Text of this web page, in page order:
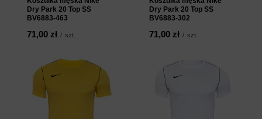
Dry Park 20 Top SS
BV6883-463
71,00 zł / szt.
Dry Park 20 Top SS
BV6883-302
71,00 zł / szt.